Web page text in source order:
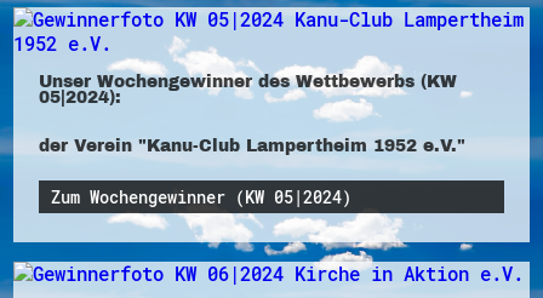
Unser Wochengewinner des Wettbewerbs (KW
05|2024):
der Verein "Kanu-Club Lampertheim 1952 e.V."
Zum Wochengewinner (KW 05|2024)